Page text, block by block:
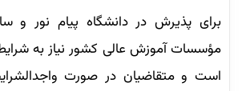
برای پذیرش در دانشگاه پیام نور و
مؤسسات آموزش عالی کشور نیاز به
است و متقاضیان در صورت